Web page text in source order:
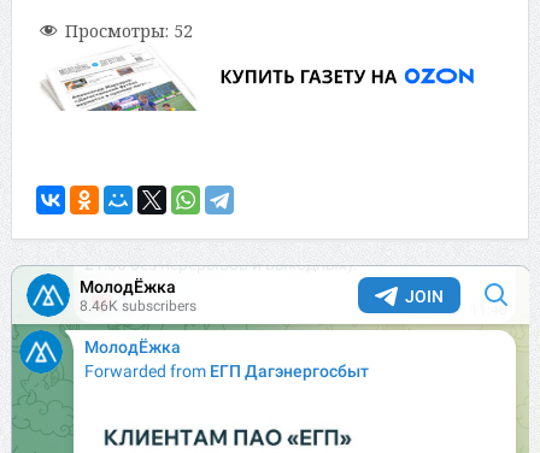
Просмотры: 52